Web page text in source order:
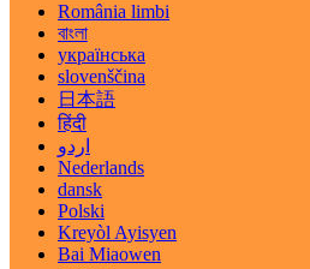
România limbi
বাংলা
українська
slovenščina
日本語
हिंदी
اردو
Nederlands
dansk
Polski
Kreyòl Ayisyen
Bai Miaowen